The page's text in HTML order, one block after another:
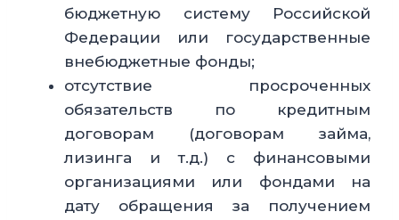
бюджетную систему Российской
Федерации или государственные
внебюджетные фонды;
отсутствие просроченных
обязательств по кредитным
договорам (договорам займа,
лизинга и т.д.) с финансовыми
организациями или фондами на
дату обращения за получением